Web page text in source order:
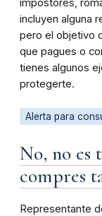
incluyen alguna
pero el objetivo
que pagues o
tienes algunos
protegerte.
Alerta para
No, no es
compres
Representante